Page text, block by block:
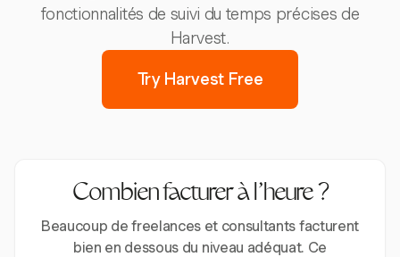
fonctionnalités de suivi du temps précises de
Harvest.
Try Harvest Free
Combien facturer à l’heure ?
Beaucoup de freelances et consultants facturent
bien en dessous du niveau adéquat. Ce